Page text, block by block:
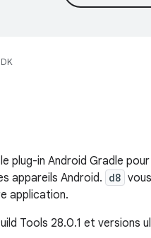
plug-in Android Gradle
appareils Android. d8
application.
Tools 28.0.1 et versions